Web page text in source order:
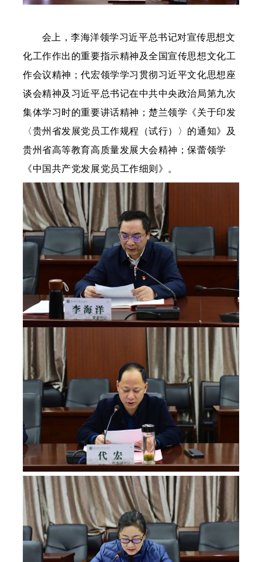
会上，李海洋领学习近平总书记对宣传思想文
化工作作出的重要指示精神及全国宣传思想文化工
作会议精神；代宏领学学习贯彻习近平文化思想座
谈会精神及习近平总书记在中共中央政治局第九次
集体学习时的重要讲话精神；楚兰领学《关于印发
〈贵州省发展党员工作规程（试行）〉的通知》及
贵州省高等教育高质量发展大会精神；保蕾领学
《中国共产党发展党员工作细则》。